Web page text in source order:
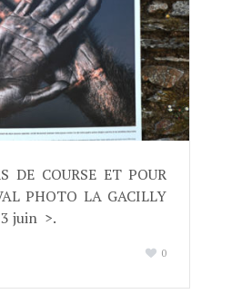
DE COURSE ET POUR
PHOTO LA GACILLY
juin >.
0